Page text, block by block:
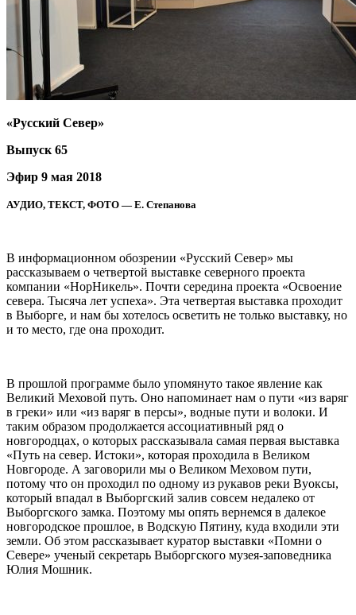
«Русский Север»
Выпуск 65
Эфир 9 мая 2018
АУДИО, ТЕКСТ, ФОТО — Е. Степанова
В информационном обозрении «Русский Север» мы
рассказываем о четвертой выставке северного проекта
компании «НорНикель». Почти середина проекта «Освоение
севера. Тысяча лет успеха». Эта четвертая выставка проходит
в Выборге, и нам бы хотелось осветить не только выставку, но
и то место, где она проходит.
В прошлой программе было упомянуто такое явление как
Великий Меховой путь. Оно напоминает нам о пути «из варяг
в греки» или «из варяг в персы», водные пути и волоки. И
таким образом продолжается ассоциативный ряд о
новгородцах, о которых рассказывала самая первая выставка
«Путь на север. Истоки», которая проходила в Великом
Новгороде. А заговорили мы о Великом Меховом пути,
потому что он проходил по одному из рукавов реки Вуоксы,
который впадал в Выборгский залив совсем недалеко от
Выборгского замка. Поэтому мы опять вернемся в далекое
новгородское прошлое, в Водскую Пятину, куда входили эти
земли. Об этом рассказывает куратор выставки «Помни о
Севере» ученый секретарь Выборгского музея-заповедника
Юлия Мошник.